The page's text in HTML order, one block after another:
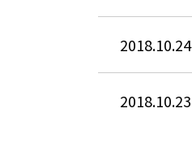
2018.10.24
2018.10.23